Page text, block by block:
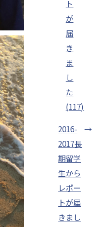
ト
が
届
き
ま
し
た
(117)
2016-
2017長
期留学
生から
レポー
トが届
きまし
→